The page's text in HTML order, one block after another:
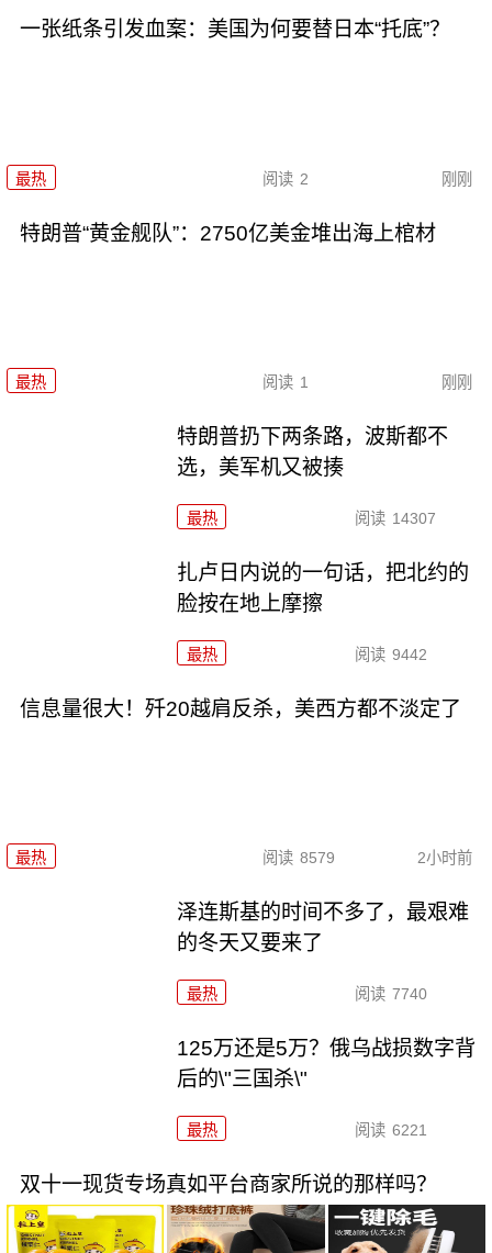
一张纸条引发血案：美国为何要替日本“托底”？
最热 阅读 2 刚刚
特朗普“黄金舰队”：2750亿美金堆出海上棺材
最热 阅读 1 刚刚
特朗普扔下两条路，波斯都不
选，美军机又被揍
最热 阅读 14307
扎卢日内说的一句话，把北约的
脸按在地上摩擦
最热 阅读 9442
信息量很大！歼20越肩反杀，美西方都不淡定了
最热 阅读 8579 2小时前
泽连斯基的时间不多了，最艰难
的冬天又要来了
最热 阅读 7740
125万还是5万？俄乌战损数字背
后的\"三国杀\"
最热 阅读 6221
双十一现货专场真如平台商家所说的那样吗？